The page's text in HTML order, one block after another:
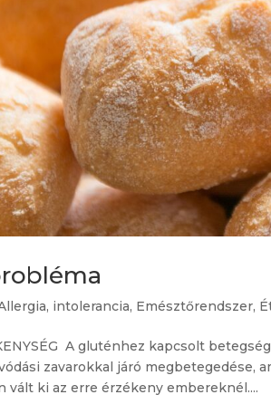
intolerancia, Emésztőrendszer,
A gluténhez kapcsolt
zavarokkal járó megbetegedése,
vált ki az erre érzékeny embereknél....